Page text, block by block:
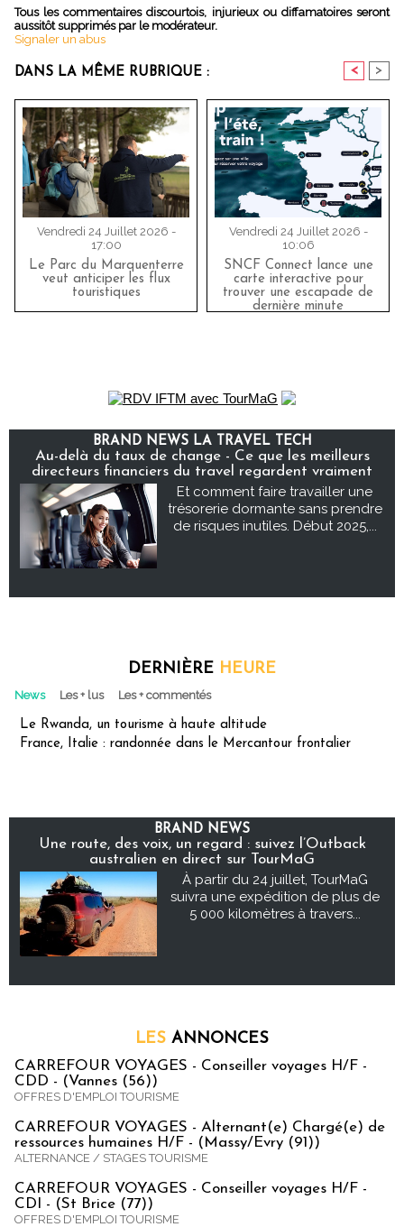
Tous les commentaires discourtois, injurieux ou diffamatoires seront
aussitôt supprimés par le modérateur.
Signaler un abus
DANS LA MÊME RUBRIQUE : < >
Vendredi 24 Juillet 2026 -
17:00
Le Parc du Marquenterre
veut anticiper les flux
touristiques
Vendredi 24 Juillet 2026 -
10:06
SNCF Connect lance une
carte interactive pour
trouver une escapade de
dernière minute
BRAND NEWS LA TRAVEL TECH
Au-delà du taux de change - Ce que les meilleurs
directeurs financiers du travel regardent vraiment
Et comment faire travailler une
trésorerie dormante sans prendre
de risques inutiles. Début 2025,...
DERNIÈRE HEURE
News Les + lus Les + commentés
Le Rwanda, un tourisme à haute altitude
France, Italie : randonnée dans le Mercantour frontalier
BRAND NEWS
Une route, des voix, un regard : suivez l’Outback
australien en direct sur TourMaG
À partir du 24 juillet, TourMaG
suivra une expédition de plus de
5 000 kilomètres à travers...
LES ANNONCES
CARREFOUR VOYAGES - Conseiller voyages H/F -
CDD - (Vannes (56))
OFFRES D'EMPLOI TOURISME
CARREFOUR VOYAGES - Alternant(e) Chargé(e) de
ressources humaines H/F - (Massy/Evry (91))
ALTERNANCE / STAGES TOURISME
CARREFOUR VOYAGES - Conseiller voyages H/F -
CDI - (St Brice (77))
OFFRES D'EMPLOI TOURISME